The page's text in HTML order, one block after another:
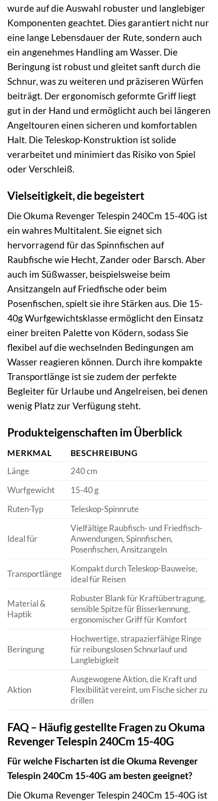
wurde auf die Auswahl robuster und langlebiger
Komponenten geachtet. Dies garantiert nicht nur
eine lange Lebensdauer der Rute, sondern auch
ein angenehmes Handling am Wasser. Die
Beringung ist robust und gleitet sanft durch die
Schnur, was zu weiteren und präziseren Würfen
beiträgt. Der ergonomisch geformte Griff liegt
gut in der Hand und ermöglicht auch bei längeren
Angeltouren einen sicheren und komfortablen
Halt. Die Teleskop-Konstruktion ist solide
verarbeitet und minimiert das Risiko von Spiel
oder Verschleiß.
Vielseitigkeit, die begeistert
Die Okuma Revenger Telespin 240Cm 15-40G ist
ein wahres Multitalent. Sie eignet sich
hervorragend für das Spinnfischen auf
Raubfische wie Hecht, Zander oder Barsch. Aber
auch im Süßwasser, beispielsweise beim
Ansitzangeln auf Friedfische oder beim
Posenfischen, spielt sie ihre Stärken aus. Die 15-
40g Wurfgewichtsklasse ermöglicht den Einsatz
einer breiten Palette von Ködern, sodass Sie
flexibel auf die wechselnden Bedingungen am
Wasser reagieren können. Durch ihre kompakte
Transportlänge ist sie zudem der perfekte
Begleiter für Urlaube und Angelreisen, bei denen
wenig Platz zur Verfügung steht.
Produkteigenschaften im Überblick
MERKMAL
BESCHREIBUNG
Länge
240 cm
Wurfgewicht
15-40 g
Ruten-Typ
Teleskop-Spinnrute
Ideal für
Vielfältige Raubfisch- und Friedfisch-
Anwendungen, Spinnfischen,
Posenfischen, Ansitzangeln
Transportlänge
Kompakt durch Teleskop-Bauweise,
ideal für Reisen
Material &
Haptik
Robuster Blank für Kraftübertragung,
sensible Spitze für Bisserkennung,
ergonomischer Griff für Komfort
Beringung
Hochwertige, strapazierfähige Ringe
für reibungslosen Schnurlauf und
Langlebigkeit
Aktion
Ausgewogene Aktion, die Kraft und
Flexibilität vereint, um Fische sicher zu
drillen
FAQ – Häufig gestellte Fragen zu Okuma
Revenger Telespin 240Cm 15-40G
Für welche Fischarten ist die Okuma Revenger
Telespin 240Cm 15-40G am besten geeignet?
Die Okuma Revenger Telespin 240Cm 15-40G ist